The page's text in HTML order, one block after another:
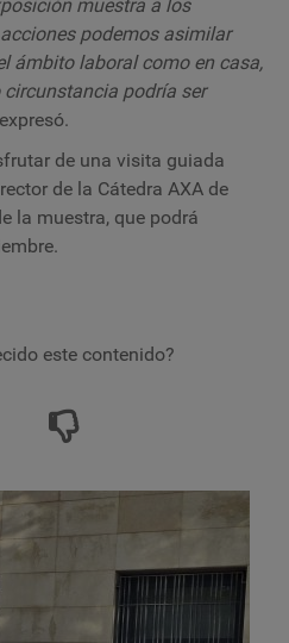
muestra a los
podemos asimilar
ámbito laboral como en casa,
podría ser
de una visita guiada
de la Cátedra AXA de
la muestra, que podrá
este contenido?